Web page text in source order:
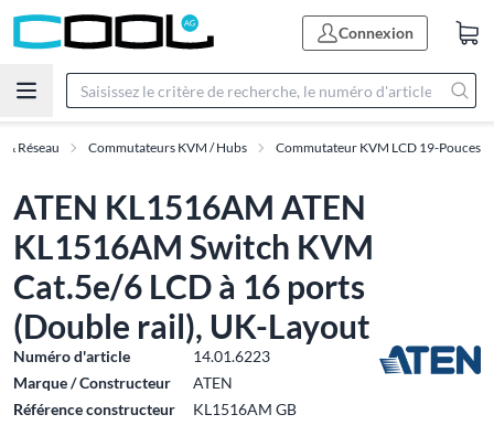
Connexion
& Réseau Commutateurs KVM / Hubs Commutateur KVM LCD 19-Pouces
ATEN KL1516AM ATEN
KL1516AM Switch KVM
Cat.5e/6 LCD à 16 ports
(Double rail), UK-Layout
Numéro d'article
14.01.6223
Marque / Constructeur
ATEN
Référence constructeur
KL1516AM GB